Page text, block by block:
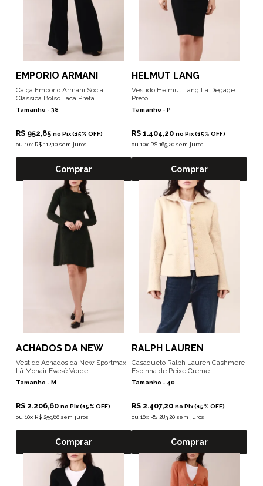
EMPORIO ARMANI
Calça Emporio Armani Social
Clássica Bolso Faca Preta
Tamanho - 38
R$ 952,85 no Pix (15% OFF)
ou 10x R$ 112,10 sem juros
Comprar
HELMUT LANG
Vestido Helmut Lang Lã Degagê
Preto
Tamanho - P
R$ 1.404,20 no Pix (15% OFF)
ou 10x R$ 165,20 sem juros
Comprar
ACHADOS DA NEW
Vestido Achados da New Sportmax
Lã Mohair Evasê Verde
Tamanho - M
R$ 2.206,60 no Pix (15% OFF)
ou 10x R$ 259,60 sem juros
Comprar
RALPH LAUREN
Casaqueto Ralph Lauren Cashmere
Espinha de Peixe Creme
Tamanho - 40
R$ 2.407,20 no Pix (15% OFF)
ou 10x R$ 283,20 sem juros
Comprar